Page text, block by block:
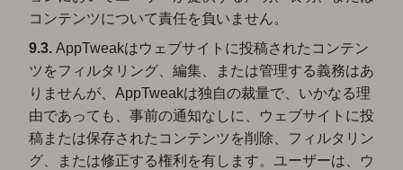
コンテンツについて責任を負いません。
9.3. AppTweakはウェブサイトに投稿されたコンテン
ツをフィルタリング、編集、または管理する義務はあ
りませんが、AppTweakは独自の裁量で、いかなる理
由であっても、事前の通知なしに、ウェブサイトに投
稿または保存されたコンテンツを削除、フィルタリン
グ、または修正する権利を有します。ユーザーは、ウ